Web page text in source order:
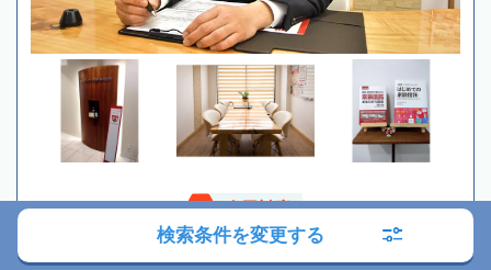
全国対応
検索条件を変更する